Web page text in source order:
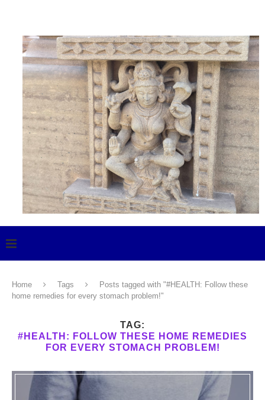
Home Tags
Posts tagged with "#HEALTH: Follow these
home remedies for every stomach problem!"
TAG:
#HEALTH: FOLLOW THESE HOME REMEDIES
FOR EVERY STOMACH PROBLEM!